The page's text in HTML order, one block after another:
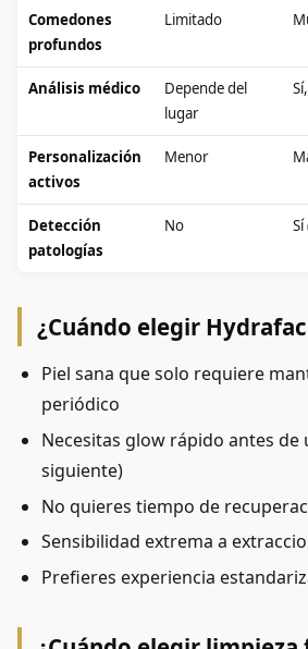
Comedones
profundos
Limitado
Análisis médico
Depende del
lugar
Personalización
activos
Menor
Detección
patologías
No
¿Cuándo elegir
Piel sana que solo requiere
periódico
Necesitas glow rápido antes de
siguiente)
No quieres tiempo de
Sensibilidad extrema a
Prefieres experiencia